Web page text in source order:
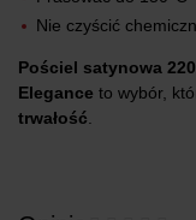
Nie czyścić
Pościel satynowa
Elegance to wybór,
trwałość